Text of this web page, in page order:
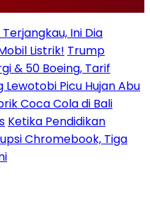
Ini Dia
Listrik! Trump
& 50 Boeing, Tarif
Lewotobi Picu Hujan Abu
Coca Cola di Bali
Ketika Pendidikan
Chromebook, Tiga